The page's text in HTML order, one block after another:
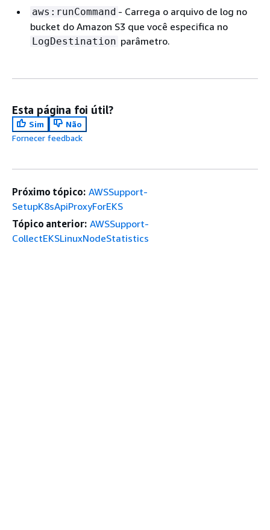
aws:runCommand - Carrega o arquivo de log no
bucket do Amazon S3 que você especifica no
LogDestination parâmetro.
Esta página foi útil?
Sim
Não
Fornecer feedback
Próximo tópico: AWSSupport-
SetupK8sApiProxyForEKS
Tópico anterior: AWSSupport-
CollectEKSLinuxNodeStatistics